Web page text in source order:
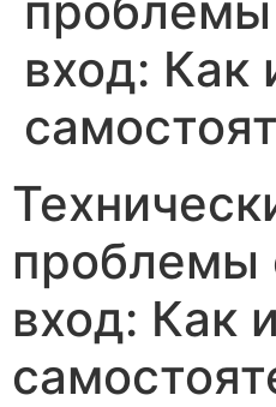
вход: Как
проблемы
вход: Как